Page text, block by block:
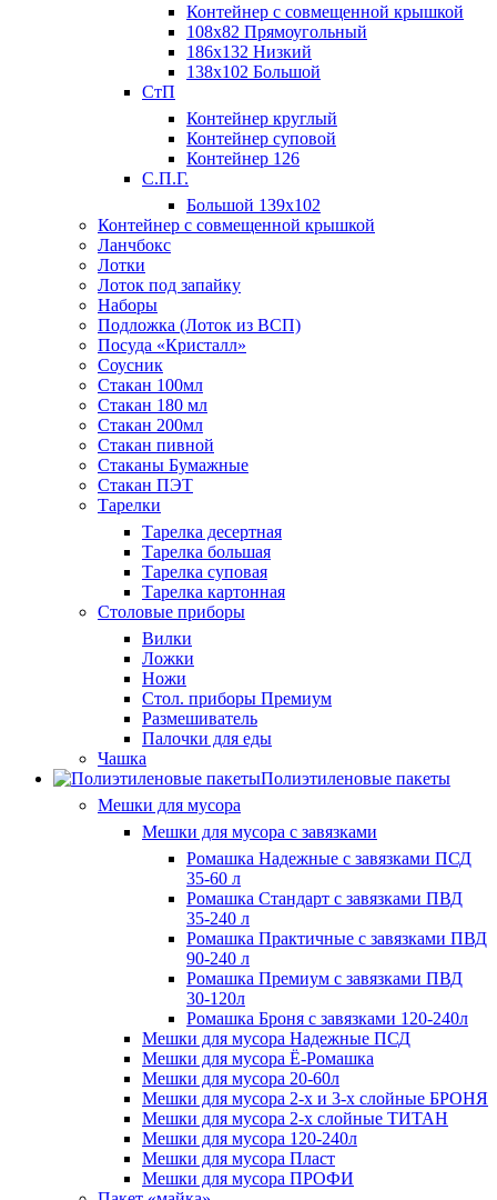
Контейнер с совмещенной крышкой
108х82 Прямоугольный
186х132 Низкий
138х102 Большой
СтП
Контейнер круглый
Контейнер суповой
Контейнер 126
С.П.Г.
Большой 139х102
Контейнер с совмещенной крышкой
Ланчбокс
Лотки
Лоток под запайку
Наборы
Подложка (Лоток из ВСП)
Посуда «Кристалл»
Соусник
Стакан 100мл
Стакан 180 мл
Стакан 200мл
Стакан пивной
Стаканы Бумажные
Стакан ПЭТ
Тарелки
Тарелка десертная
Тарелка большая
Тарелка суповая
Тарелка картонная
Столовые приборы
Вилки
Ложки
Ножи
Стол. приборы Премиум
Размешиватель
Палочки для еды
Чашка
Полиэтиленовые пакеты
Мешки для мусора
Мешки для мусора с завязками
Ромашка Надежные с завязками ПСД
35-60 л
Ромашка Стандарт с завязками ПВД
35-240 л
Ромашка Практичные с завязками ПВД
90-240 л
Ромашка Премиум с завязками ПВД
30-120л
Ромашка Броня с завязками 120-240л
Мешки для мусора Надежные ПСД
Мешки для мусора Ё-Ромашка
Мешки для мусора 20-60л
Мешки для мусора 2-х и 3-х слойные БРОНЯ
Мешки для мусора 2-х слойные ТИТАН
Мешки для мусора 120-240л
Мешки для мусора Пласт
Мешки для мусора ПРОФИ